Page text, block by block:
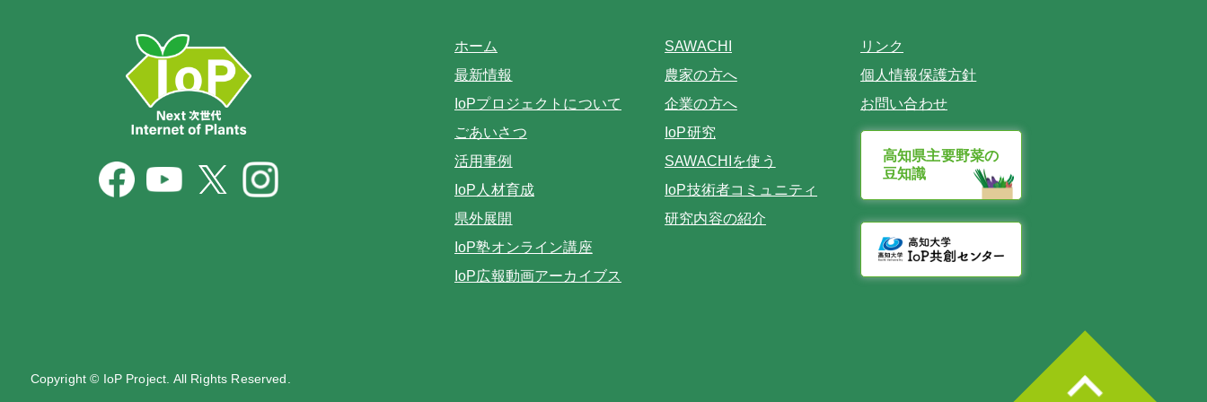
ホーム
最新情報
IoPプロジェクトについて
ごあいさつ
活用事例
IoP人材育成
県外展開
IoP塾オンライン講座
IoP広報動画アーカイブス
SAWACHI
農家の方へ
企業の方へ
IoP研究
SAWACHIを使う
IoP技術者コミュニティ
研究内容の紹介
リンク
個人情報保護方針
お問い合わせ
高知県主要野菜の
豆知識
Copyright © IoP Project. All Rights Reserved.